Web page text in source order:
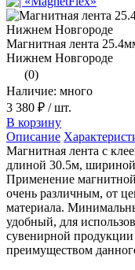
Магнитная лента
Нижнем Новгороде
(0)
Наличие: много
3 380 ₽ / шт.
В корзину
Описание
Магнитная лента с
длиной 30.5м,
Применение
очень различным, от
материала.
удобный, для
сувенирной продукции
преимуществом